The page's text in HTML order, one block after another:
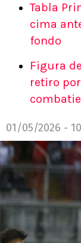
Tabla
cima
fondo
Figura
retiro
01/05/2026 -